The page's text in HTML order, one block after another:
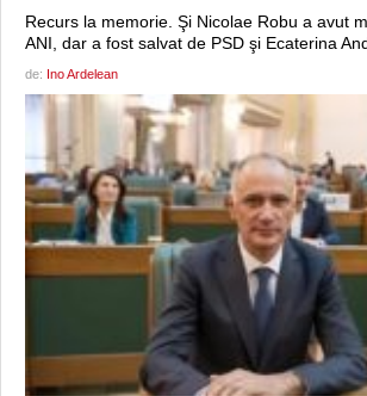
Recurs la memorie. Şi Nicolae Robu a avut
ANI, dar a fost salvat de PSD şi Ecaterina
de: Ino Ardelean